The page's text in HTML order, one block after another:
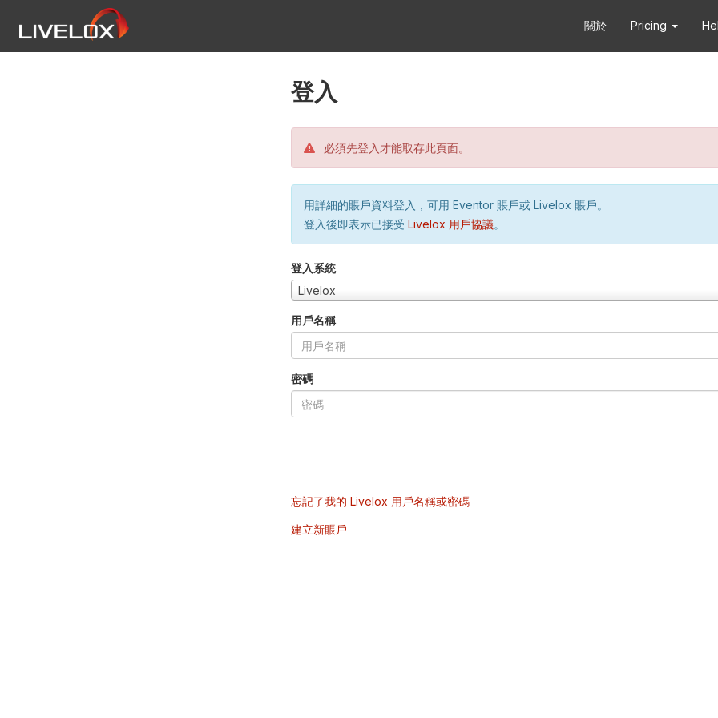
關於 Pricing
登入
必須先登入才能取存此頁面。
用詳細的賬戶資料登入，可用 Eventor 賬戶或 Livelox 賬戶。
登入後即表示已接受 Livelox 用戶協議。
登入系統
Livelox
用戶名稱
密碼
忘記了我的 Livelox 用戶名稱或密碼
建立新賬戶